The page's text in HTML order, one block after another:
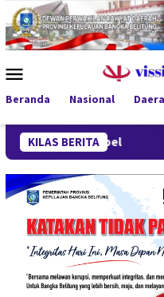
Loncat
ke
konten
Mobile
Beranda Nasional
KILAS BERITA
Babel